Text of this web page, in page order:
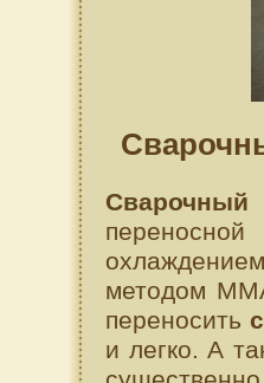
Сварочный
методом
переносить
и легко. А